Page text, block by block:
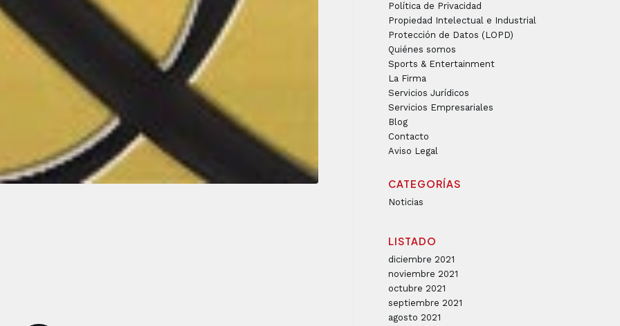
Política de Privacidad
Propiedad Intelectual e Industrial
Protección de Datos (LOPD)
Quiénes somos
Sports & Entertainment
La Firma
Servicios Jurídicos
Servicios Empresariales
Blog
Contacto
Aviso Legal
CATEGORÍAS
Noticias
LISTADO
diciembre 2021
noviembre 2021
octubre 2021
septiembre 2021
agosto 2021